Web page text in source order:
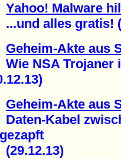
Yahoo! Malware
alles gratis!
Geheim-Akte aus
NSA Trojaner
Geheim-Akte aus
Kabel